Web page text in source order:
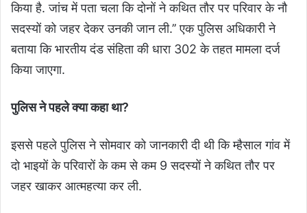
किया है. जांच में पता चला कि दोनों ने कथित तौर पर परिवार के नौ
सदस्यों को जहर देकर उनकी जान ली.’’ एक पुलिस अधिकारी ने
बताया कि भारतीय दंड संहिता की धारा 302 के तहत मामला दर्ज
किया जाएगा.
पुलिस ने पहले क्या कहा था?
इससे पहले पुलिस ने सोमवार को जानकारी दी थी कि म्हैसाल गांव में
दो भाइयों के परिवारों के कम से कम 9 सदस्यों ने कथित तौर पर
जहर खाकर आत्महत्या कर ली.